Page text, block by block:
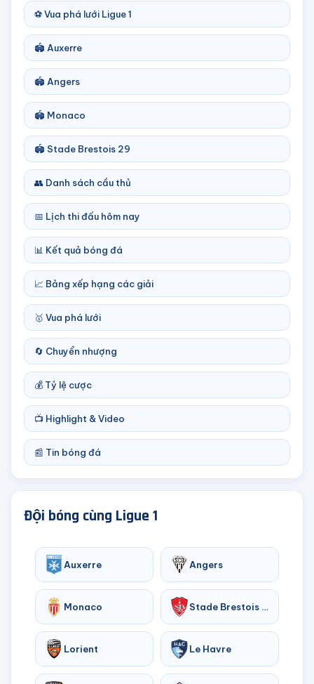
⚽ Vua phá lưới Ligue 1
🏟️ Auxerre
🏟️ Angers
🏟️ Monaco
🏟️ Stade Brestois 29
👥 Danh sách cầu thủ
📅 Lịch thi đấu hôm nay
📊 Kết quả bóng đá
📈 Bảng xếp hạng các giải
🥇 Vua phá lưới
🔄 Chuyển nhượng
💰 Tỷ lệ cược
📺 Highlight & Video
📰 Tin bóng đá
Đội bóng cùng Ligue 1
Auxerre Angers
Monaco Stade Brestois 29
Lorient Le Havre